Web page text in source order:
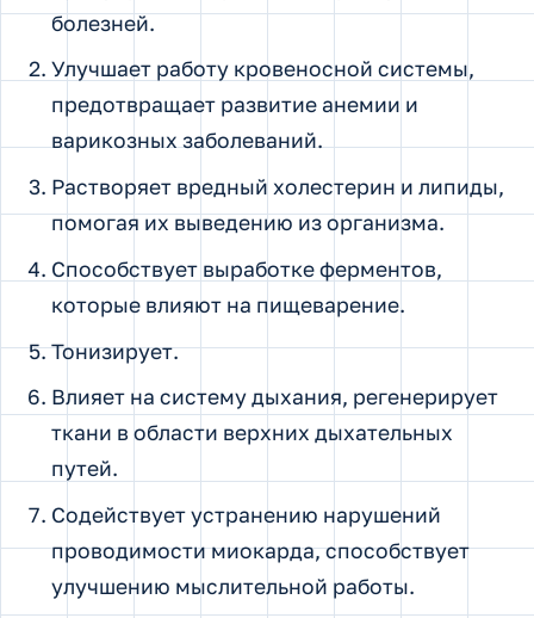
болезней.
Улучшает работу кровеносной системы,
предотвращает развитие анемии и
варикозных заболеваний.
Растворяет вредный холестерин и липиды,
помогая их выведению из организма.
Способствует выработке ферментов,
которые влияют на пищеварение.
Тонизирует.
Влияет на систему дыхания, регенерирует
ткани в области верхних дыхательных
путей.
Содействует устранению нарушений
проводимости миокарда, способствует
улучшению мыслительной работы.